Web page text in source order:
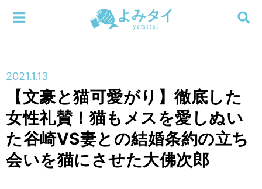
連載
新刊
特集
検索する
メニューを閉じる
2021.1.13
【文豪と猫可愛がり】徹底した
女性礼賛！猫もメスを愛しぬい
た谷崎VS妻との結婚条約の立ち
会いを猫にさせた大佛次郎